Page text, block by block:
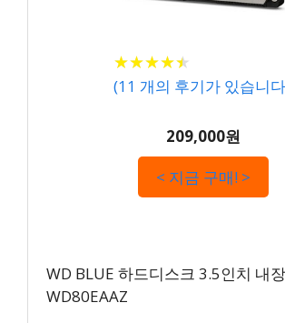
★★★★★
★★★★★
(11 개의 후기가 있습니
209,000원
< 지금 구매! >
WD BLUE 하드디스크 3.5인치 내
WD80EAAZ